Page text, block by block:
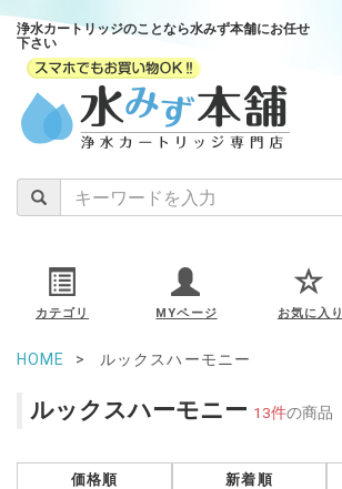
浄水カートリッジのことなら水みず本舗にお任せ
下さい
カテゴリ MYページ お気に入り
HOME ルックスハーモニー
ルックスハーモニー 13件の商品
価格順 新着順